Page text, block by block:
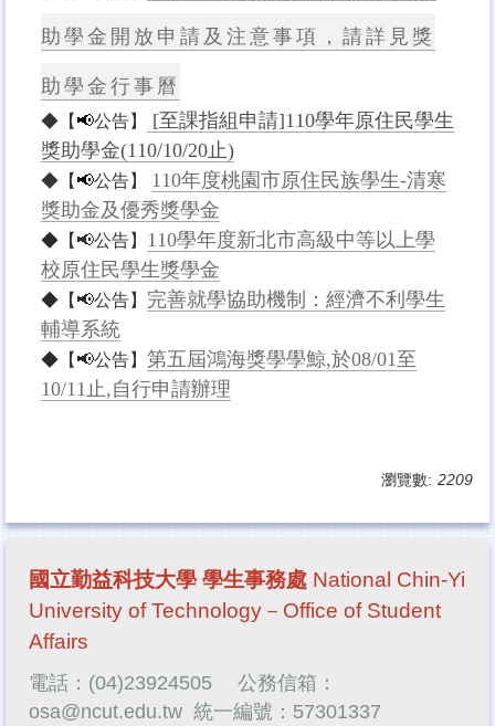
助學金開放申請及注意事項，請詳見獎
助學金行事曆
◆【 📢公告】
[至課指組申請]110學年原住民學生
獎助學金(110/10/20止)
◆【 📢公告】
110年度桃園市原住民族學生-清寒
獎助金及優秀獎學金
◆ 【 📢公告】 110學年度新北市高級中等以上學
校原住民學生獎學金
◆ 【 📢公告】 完善就學協助機制：經濟不利學生
輔導系統
◆ 【 📢公告】 第五屆鴻海獎學學鯨,於08/01至
10/11止,自行申請辦理
瀏覽數: 2209
國立勤益科技大學 學生事務處 National Chin-Yi
University of Technology－Office of Student
Affairs
電話：(04)23924505 公務信箱：
osa@ncut.edu.tw 統一編號：57301337